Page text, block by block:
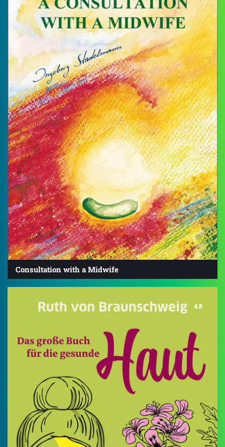
Consultation with a Midwife
4.8